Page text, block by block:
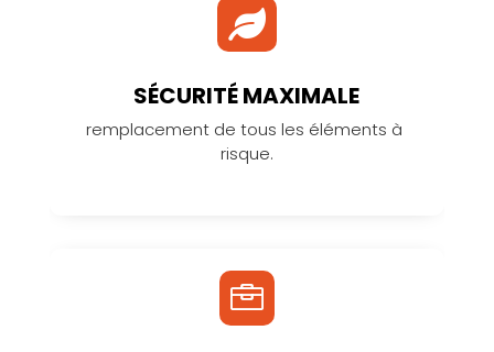

SÉCURITÉ MAXIMALE
remplacement de tous les éléments à
risque.
